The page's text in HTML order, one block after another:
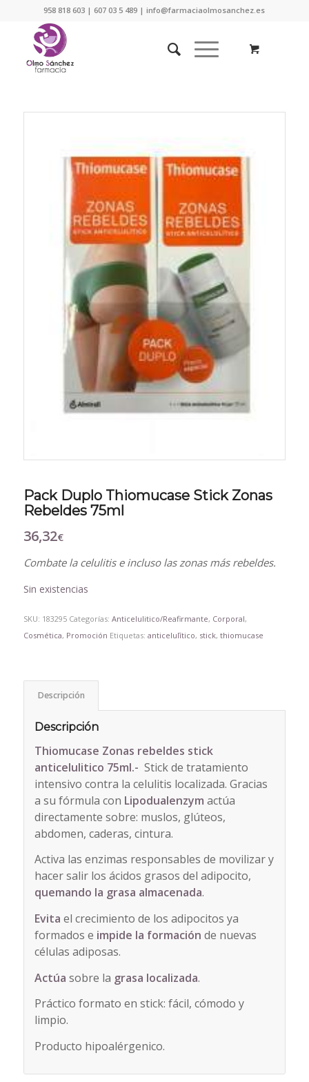
958 818 603 | 607 03 5 489 | info@farmaciaolmosanchez.es
Pack Duplo Thiomucase Stick Zonas
Rebeldes 75ml
36,32€
Combate la celulitis e incluso las zonas más rebeldes.
Sin existencias
SKU: 183295 Categorías: Anticelulitico/Reafirmante, Corporal,
Cosmética, Promoción Etiquetas: anticelulītico, stick, thiomucase
Descripción
Descripción
Thiomucase Zonas rebeldes stick
anticelulitico 75ml.- Stick de tratamiento
intensivo contra la celulitis localizada. Gracias
a su fórmula con Lipodualenzym actúa
directamente sobre: muslos, glúteos,
abdomen, caderas, cintura.
Activa las enzimas responsables de movilizar y
hacer salir los ácidos grasos del adipocito,
quemando la grasa almacenada.
Evita el crecimiento de los adipocitos ya
formados e impide la formación de nuevas
células adiposas.
Actúa sobre la grasa localizada.
Práctico formato en stick: fácil, cómodo y
limpio.
Producto hipoalérgenico.